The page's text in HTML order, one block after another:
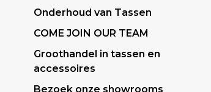
Onderhoud van Tassen
COME JOIN OUR TEAM
Groothandel in tassen en
accessoires
Bezoek onze showrooms